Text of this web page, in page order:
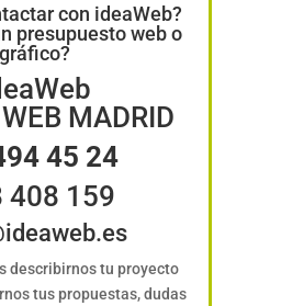
con ideaWeb?
presupuesto web o
gráfico?
MADRID
45 24
408 159
describirnos tu proyecto
tus propuestas, dudas